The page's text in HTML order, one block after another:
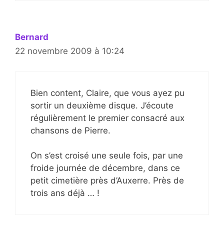
Bernard
22 novembre 2009 à 10:24
Bien content, Claire, que vous ayez pu
sortir un deuxième disque. J’écoute
régulièrement le premier consacré aux
chansons de Pierre.
On s’est croisé une seule fois, par une
froide journée de décembre, dans ce
petit cimetière près d’Auxerre. Près de
trois ans déjà … !